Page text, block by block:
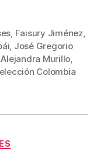
, Faisury Jiménez,
, José Gregorio
Murillo,
Colombia